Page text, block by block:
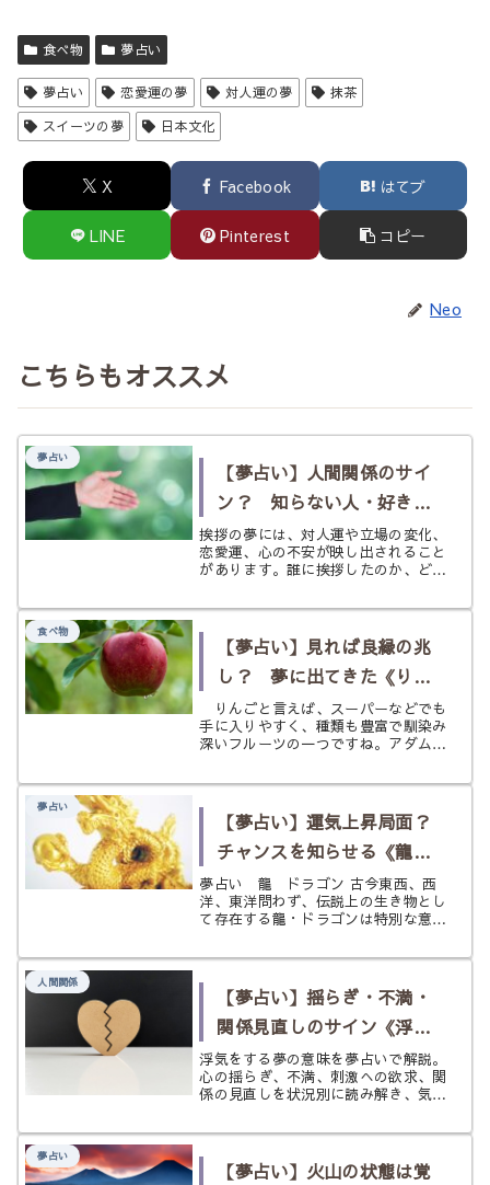
食べ物 夢占い
夢占い 恋愛運の夢 対人運の夢
抹茶
スイーツの夢
日本文化
X Facebook はてブ
LINE Pinterest コピー
Neo
こちらもオススメ
夢占い
【夢占い】人間関係のサイ
ン？ 知らない人・好きな
人・無視する〈挨拶〉の夢
挨拶の夢には、対人運や立場の変化、
恋愛運、心の不安が映し出されること
があります。誰に挨拶したのか、どん
まざま。挨拶する夢・される夢・無視
す。
食べ物
【夢占い】見れば良縁の兆
し？ 夢に出てきた《りん
ご》の意味とは？
りんごと言えば、スーパーなどでも
手に入りやすく、種類も豊富で馴染み
深いフルーツの一つですね。アダムと
名前やロゴ、など太古の昔から現代ま
ーツと言えるでしょう。 そんなりん
ごが夢に出てきたとしたら、それには
どんなメッセージが隠されているので
しょうか？ りんごが登場する夢につ
いてひも解いていきたいと思います。
夢占い
【夢占い】運気上昇局面？
チャンスを知らせる《龍・
ドラゴン》の夢
夢占い 龍 ドラゴン 古今東西、西
洋、東洋問わず、伝説上の生き物とし
て存在する龍・ドラゴンは特別な意味
が存在するだけでなく、ゲームやアニ
空の生物であるにも関わらず親しみの
あ...
人間関係
【夢占い】揺らぎ・不満・
関係見直しのサイン《浮気
をする》の夢
浮気をする夢の意味を夢占いで解説。
心の揺らぎ、不満、刺激への欲求、関
係の見直しを状況別に読み解き、気持
ます。
夢占い
【夢占い】火山の状態は覚